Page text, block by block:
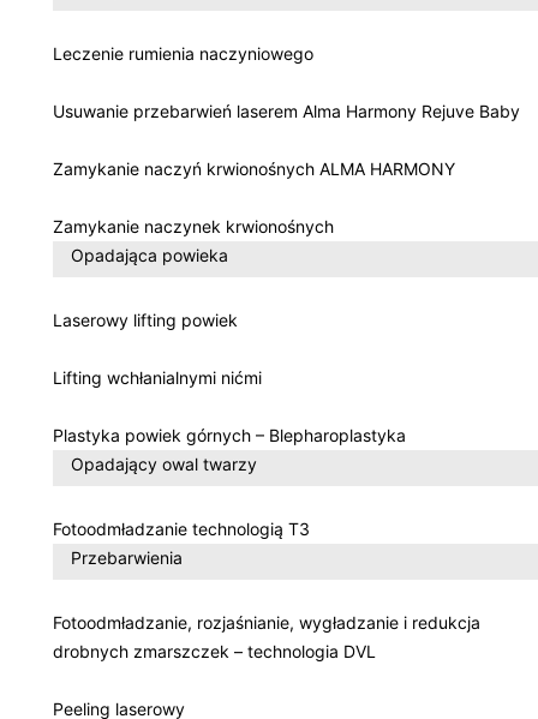
Leczenie rumienia naczyniowego
Usuwanie przebarwień laserem Alma Harmony Rejuve Baby
Zamykanie naczyń krwionośnych ALMA HARMONY
Zamykanie naczynek krwionośnych
Opadająca powieka
Laserowy lifting powiek
Lifting wchłanialnymi nićmi
Plastyka powiek górnych – Blepharoplastyka
Opadający owal twarzy
Fotoodmładzanie technologią T3
Przebarwienia
Fotoodmładzanie, rozjaśnianie, wygładzanie i redukcja
drobnych zmarszczek – technologia DVL
Peeling laserowy